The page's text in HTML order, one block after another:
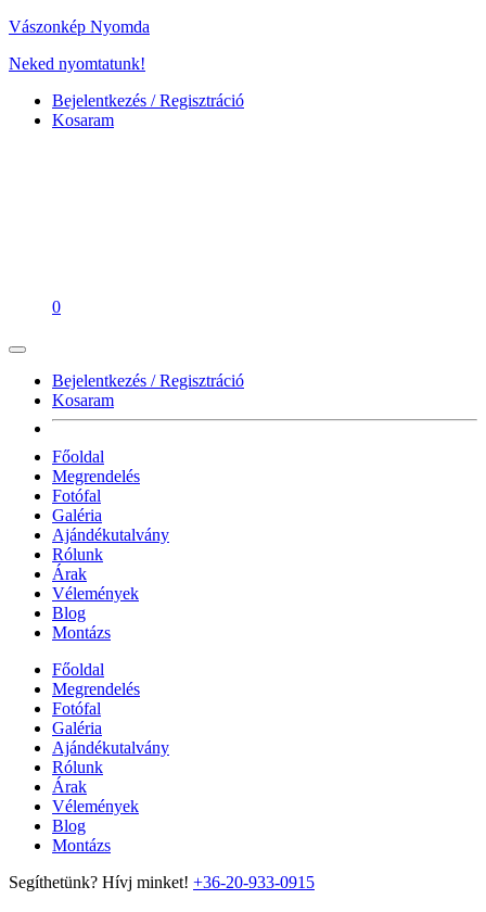
Vászonkép Nyomda
Neked nyomtatunk!
Bejelentkezés / Regisztráció
Kosaram
0
Bejelentkezés / Regisztráció
Kosaram
Főoldal
Megrendelés
Fotófal
Galéria
Ajándékutalvány
Rólunk
Árak
Vélemények
Blog
Montázs
Főoldal
Megrendelés
Fotófal
Galéria
Ajándékutalvány
Rólunk
Árak
Vélemények
Blog
Montázs
Segíthetünk? Hívj minket! +36-20-933-0915